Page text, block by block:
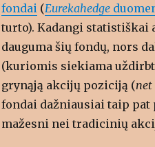
fondai (Eurekahedge
turto). Kadangi statistiškai
dauguma šių fondų, nors
(kuriomis siekiama
grynąją akcijų poziciją (net
fondai dažniausiai taip
mažesni nei tradicinių